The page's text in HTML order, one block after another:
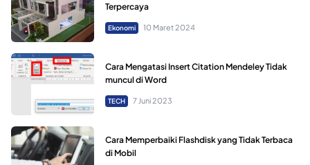
Terpercaya
Ekonomi 10 Maret 2024
Cara Mengatasi Insert Citation Mendeley Tidak
muncul di Word
TECH 7 Juni 2023
Cara Memperbaiki Flashdisk yang Tidak Terbaca
di Mobil